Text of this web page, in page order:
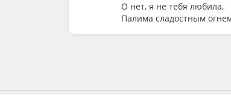
О нет, я не тебя любила,
Палима сладостным